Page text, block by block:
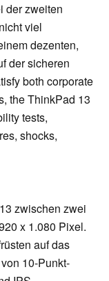
der zweiten
viel
dezenten,
der sicheren
both corporate
the ThinkPad 13
tests,
shocks,
zwischen zwei
x 1.080 Pixel.
auf das
10-Punkt-